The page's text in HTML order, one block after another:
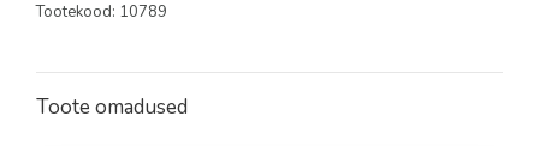
Tootekood: 10789
Toote omadused